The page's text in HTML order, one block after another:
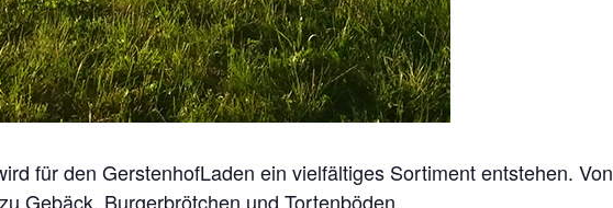
für den GerstenhofLaden ein vielfältiges Sortiment entstehen. Von
Gebäck, Burgerbrötchen und Tortenböden.